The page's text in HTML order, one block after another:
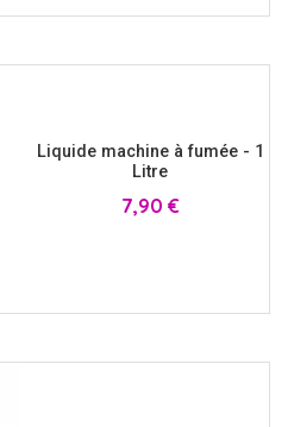
Liquide machine à fumée - 1
Litre
Prix
7,90 €